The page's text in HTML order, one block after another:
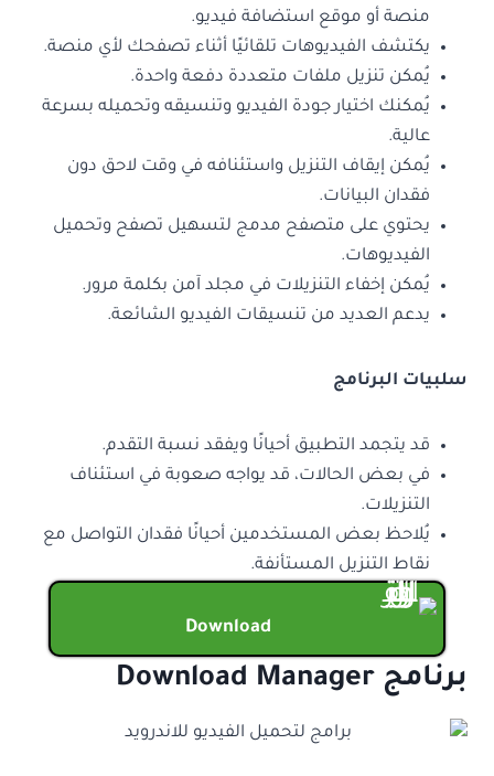
منصة أو موقع استضافة فيديو.
يكتشف الفيديوهات تلقائيًا أثناء تصفحك لأي منصة.
يُمكن تنزيل ملفات متعددة دفعة واحدة.
يُمكنك اختيار جودة الفيديو وتنسيقه وتحميله بسرعة
عالية.
يُمكن إيقاف التنزيل واستئنافه في وقت لاحق دون
فقدان البيانات.
يحتوي على متصفح مدمج لتسهيل تصفح وتحميل
الفيديوهات.
يُمكن إخفاء التنزيلات في مجلد آمن بكلمة مرور.
يدعم العديد من تنسيقات الفيديو الشائعة.
سلبيات البرنامج
قد يتجمد التطبيق أحيانًا ويفقد نسبة التقدم.
في بعض الحالات، قد يواجه صعوبة في استئناف
التنزيلات.
يُلاحظ بعض المستخدمين أحيانًا فقدان التواصل مع
نقاط التنزيل المستأنفة.
Download
برنامج Download Manager